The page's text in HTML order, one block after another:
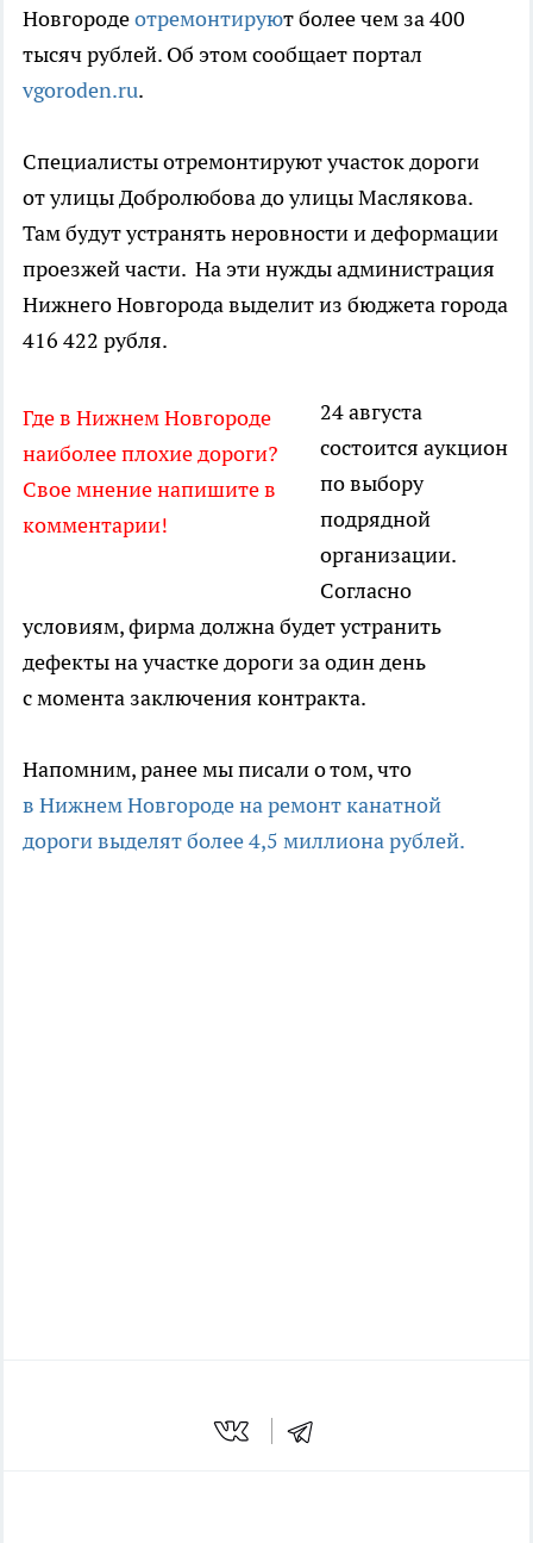
Новгородеотремонтируют более чем за 400
тысяч рублей. Об этом сообщает портал
vgoroden.ru.
Специалисты отремонтируют участок дороги
от улицы Добролюбова до улицы Маслякова.
Там будут устранять неровности и деформации
проезжей части. На эти нужды администрация
Нижнего Новгорода выделит из бюджета города
416 422 рубля.
Где в Нижнем Новгороде
наиболее плохие дороги?
Свое мнение напишите в
комментарии!
24 августа
состоится аукцион
по выбору
подрядной
организации.
Согласно
условиям, фирма должна будет устранить
дефекты на участке дороги за один день
с момента заключения контракта.
Напомним, ранее мы писали о том, что
в Нижнем Новгороде на ремонт канатной
дороги выделят более 4,5 миллиона рублей.